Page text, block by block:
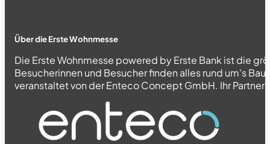
Über die Erste Wohnmesse
Die Erste Wohnmesse powered by Erste Bank ist die
Besucherinnen und Besucher finden alles rund um's
veranstaltet von der Enteco Concept GmbH. Ihr Partner